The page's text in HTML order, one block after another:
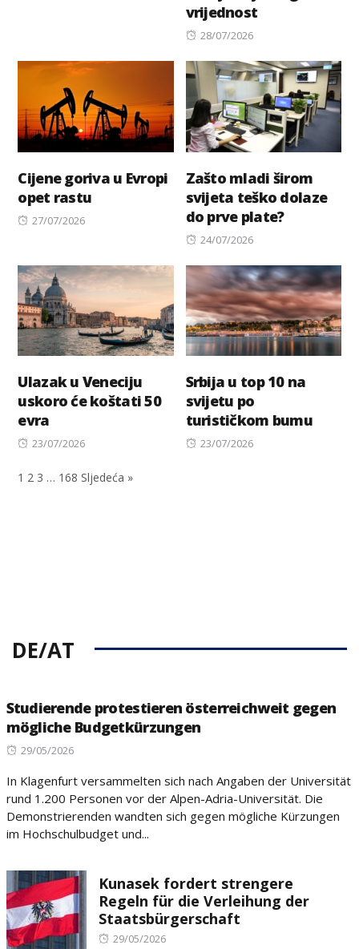
vrijednost
Posted
28/07/2026
Cijene goriva u Evropi
opet rastu
Posted
27/07/2026
Zašto mladi širom
svijeta teško dolaze
do prve plate?
Posted
24/07/2026
Ulazak u Veneciju
uskoro će koštati 50
evra
Posted
23/07/2026
Srbija u top 10 na
svijetu po
turističkom bumu
Posted
23/07/2026
1 2 3 … 168 Sljedeća »
DE/AT
Studierende protestieren österreichweit gegen
mögliche Budgetkürzungen
Posted
29/05/2026
In Klagenfurt versammelten sich nach Angaben der Universität
rund 1.200 Personen vor der Alpen-Adria-Universität. Die
Demonstrierenden wandten sich gegen mögliche Kürzungen
im Hochschulbudget und...
Kunasek fordert strengere
Regeln für die Verleihung der
Staatsbürgerschaft
Posted
29/05/2026